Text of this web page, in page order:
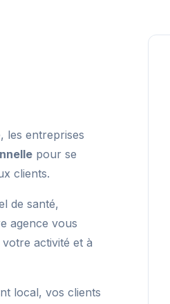
les entreprises
pour se
clients.
de santé,
agence vous
activité et à
local, vos clients